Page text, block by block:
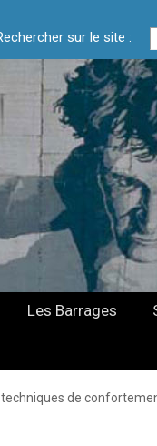
sur le site :
Les Barrages
de